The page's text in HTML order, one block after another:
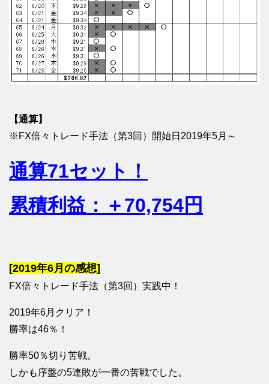
【通算】
※FX倍々トレード手法（第3回）開始日2019年5月～
通算71セット！
累積利益：＋70,754円
[2019年6月の感想]
FX倍々トレード手法（第3回）実践中！
2019年6月クリア！
勝率は46％！
勝率50％切り苦戦。
しかも序盤の5連敗が一番の苦戦でした。